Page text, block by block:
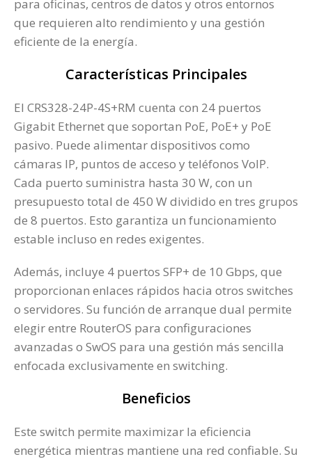
para oficinas, centros de datos y otros entornos
que requieren alto rendimiento y una gestión
eficiente de la energía.
Características Principales
El CRS328-24P-4S+RM cuenta con 24 puertos
Gigabit Ethernet que soportan PoE, PoE+ y PoE
pasivo. Puede alimentar dispositivos como
cámaras IP, puntos de acceso y teléfonos VoIP.
Cada puerto suministra hasta 30 W, con un
presupuesto total de 450 W dividido en tres grupos
de 8 puertos. Esto garantiza un funcionamiento
estable incluso en redes exigentes.
Además, incluye 4 puertos SFP+ de 10 Gbps, que
proporcionan enlaces rápidos hacia otros switches
o servidores. Su función de arranque dual permite
elegir entre RouterOS para configuraciones
avanzadas o SwOS para una gestión más sencilla
enfocada exclusivamente en switching.
Beneficios
Este switch permite maximizar la eficiencia
energética mientras mantiene una red confiable. Su